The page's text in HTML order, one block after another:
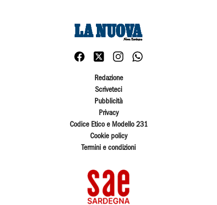
Redazione
Scriveteci
Pubblicità
Privacy
Codice Etico e Modello 231
Cookie policy
Termini e condizioni